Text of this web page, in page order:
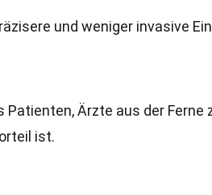
und weniger invasive
Patienten, Ärzte aus der Ferne
ist.